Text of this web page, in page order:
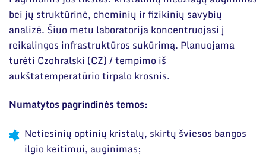
organizacijose bei asociacijose
bei jų struktūrinė, cheminių ir fizikinių savybių
analizė. Šiuo metu laboratorija koncentruojasi į
reikalingos infrastruktūros sukūrimą. Planuojama
turėti Czohralski (CZ) / tempimo iš
aukštatemperatūrio tirpalo krosnis.
Numatytos pagrindinės temos:
Netiesinių optinių kristalų, skirtų šviesos bangos
ilgio keitimui, auginimas;